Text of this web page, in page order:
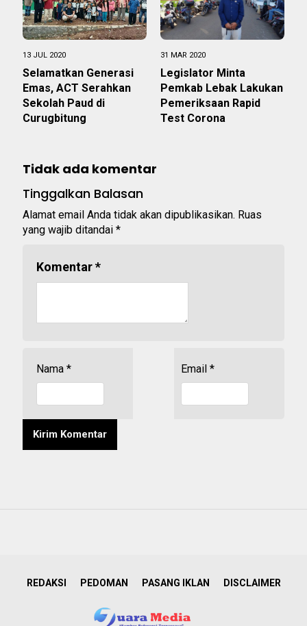
13 JUL 2020
Selamatkan Generasi
Emas, ACT Serahkan
Sekolah Paud di
Curugbitung
31 MAR 2020
Legislator Minta
Pemkab Lebak Lakukan
Pemeriksaan Rapid
Test Corona
Tidak ada komentar
Tinggalkan Balasan
Alamat email Anda tidak akan dipublikasikan. Ruas
yang wajib ditandai *
Komentar*
Nama * Email *
REDAKSI PEDOMAN PASANG IKLAN DISCLAIMER